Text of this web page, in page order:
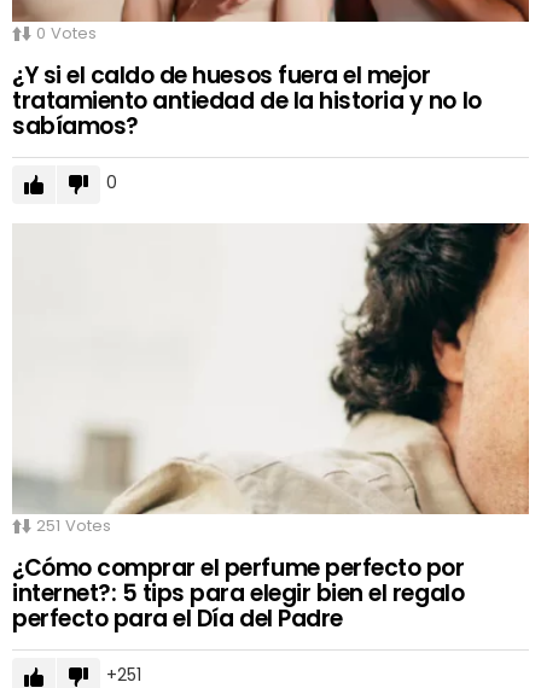
0 Votes
¿Y si el caldo de huesos fuera el mejor
tratamiento antiedad de la historia y no lo
sabíamos?
0
251 Votes
¿Cómo comprar el perfume perfecto por
internet?: 5 tips para elegir bien el regalo
perfecto para el Día del Padre
251